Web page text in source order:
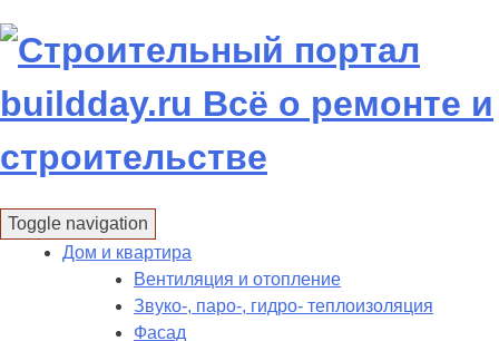
to
content
Toggle navigation
Дом и квартира
Вентиляция и отопление
Звуко-, паро-, гидро- теплоизоляция
Фасад